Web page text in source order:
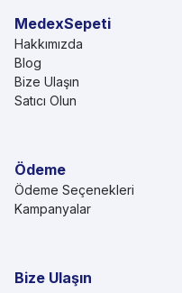
MedexSepeti
Hakkımızda
Blog
Bize Ulaşın
Satıcı Olun
Ödeme
Ödeme Seçenekleri
Kampanyalar
Bize Ulaşın